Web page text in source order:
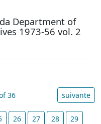
Department of
1973-56 vol. 2
36 suivante
26 27 28 29